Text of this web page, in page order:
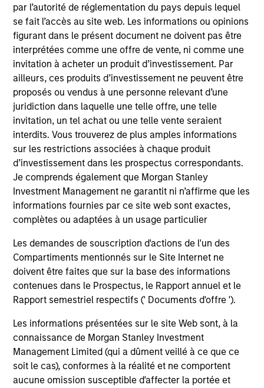
par l’autorité de réglementation du pays depuis lequel
se fait l’accès au site web. Les informations ou opinions
figurant dans le présent document ne doivent pas être
interprétées comme une offre de vente, ni comme une
invitation à acheter un produit d’investissement. Par
ailleurs, ces produits d’investissement ne peuvent être
proposés ou vendus à une personne relevant d’une
juridiction dans laquelle une telle offre, une telle
invitation, un tel achat ou une telle vente seraient
interdits. Vous trouverez de plus amples informations
sur les restrictions associées à chaque produit
d’investissement dans les prospectus correspondants.
Je comprends également que Morgan Stanley
Investment Management ne garantit ni n’affirme que les
informations fournies par ce site web sont exactes,
complètes ou adaptées à un usage particulier
Les demandes de souscription d'actions de l'un des
Compartiments mentionnés sur le Site Internet ne
doivent être faites que sur la base des informations
contenues dans le Prospectus, le Rapport annuel et le
Rapport semestriel respectifs (' Documents d'offre ').
Les informations présentées sur le site Web sont, à la
connaissance de Morgan Stanley Investment
Management Limited (qui a dûment veillé à ce que ce
soit le cas), conformes à la réalité et ne comportent
aucune omission susceptible d'affecter la portée et
Global Opportunity
Global Change
Invests globally in high quality companies
with strong ESG alignment consistent with
the United Nations Sustainable Development
Goals that the team believes are
undervalued at the time of investment.
Restricts businesses operating in industries
with material environmental and social
externalities and/or corporate governance
risk, including alcohol, tobacco, fossil fuels
and weapons.
Team Insights